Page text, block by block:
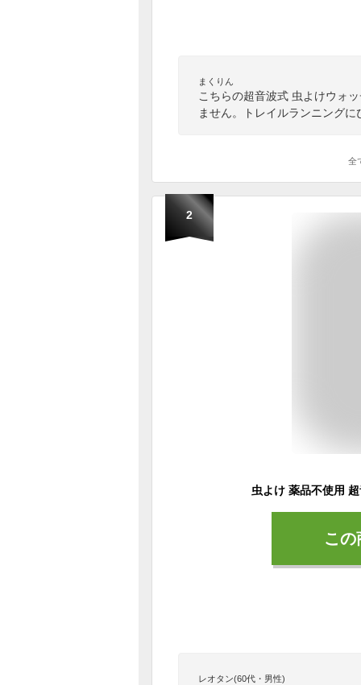
まくりん
こちらの超音波式 虫よけウォ
ません。トレイルランニングに
全
2
こ
レオタン(60代・男性)